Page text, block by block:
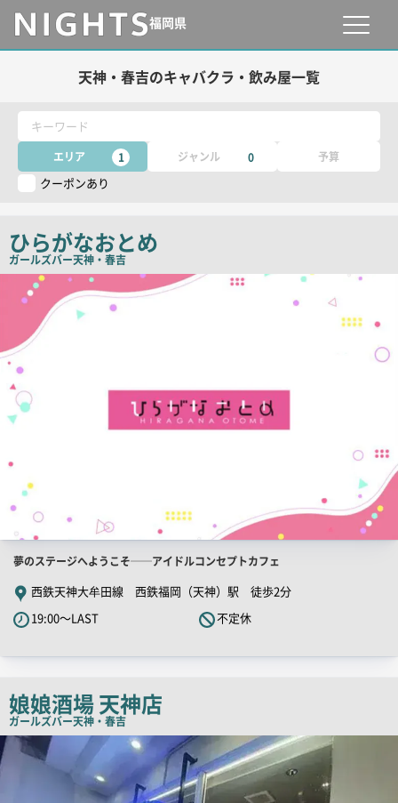
福岡県
天神・春吉のキャバクラ・飲み屋一覧
キーワード
エリア 1 ジャンル 0 予算
クーポンあり
ひらがなおとめ
ガールズバー天神・春吉
店
店
舗
PR
キ
コ
ピ
ー
夢のステージへようこそ──アイドルコンセプトカフェ
西鉄天神大牟田線 西鉄福岡（天神）駅 徒歩2分
19:00～LAST
不定休
娘娘酒場 天神店
ガールズバー天神・春吉
店
舗
PR